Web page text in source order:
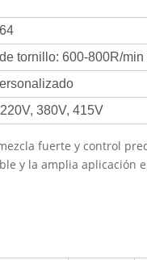
tornillo: 600-800R/min
380V, 415V
fuerte y control
y la amplia aplicación